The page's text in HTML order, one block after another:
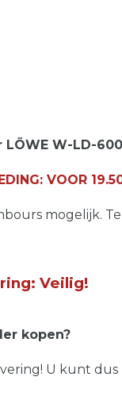
W-LD-
VOOR
mogelijk.
Veilig!
kopen?
U kunt